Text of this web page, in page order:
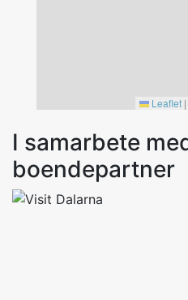
Leaflet |
I samarbete
boendepartner